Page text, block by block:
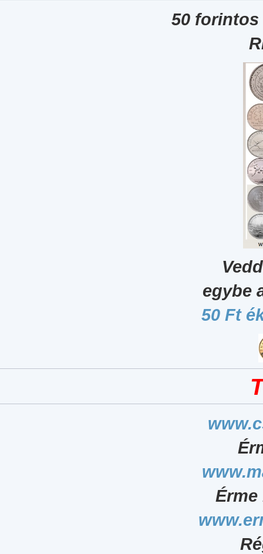
50 forintos
egybe
50 Ft